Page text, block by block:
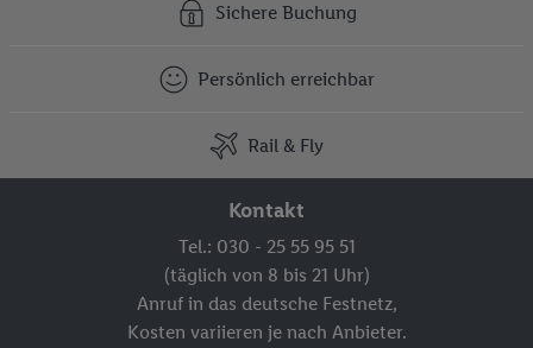
Sichere Buchung
Persönlich erreichbar
Rail & Fly
Kontakt
Tel.: 030 - 25 55 95 51
(täglich von 8 bis 21 Uhr)
Anruf in das deutsche Festnetz,
Kosten variieren je nach Anbieter.